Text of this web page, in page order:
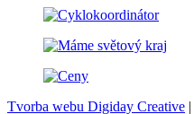
Tvorba webu Digiday Creative |